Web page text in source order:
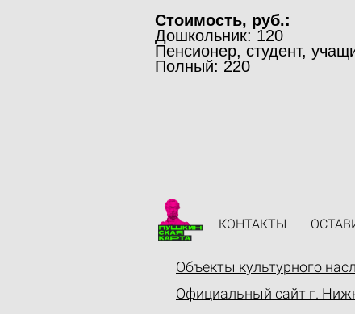
Стоимость, руб.:
Дошкольник: 120
Пенсионер, студент,
Полный: 220
Объекты культурного
Официальный сайт г.
КОНТАКТЫ